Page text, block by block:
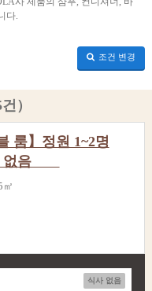
다.
조건 변경
）
룸】정원 1~2명
없음
㎡
식사 없음